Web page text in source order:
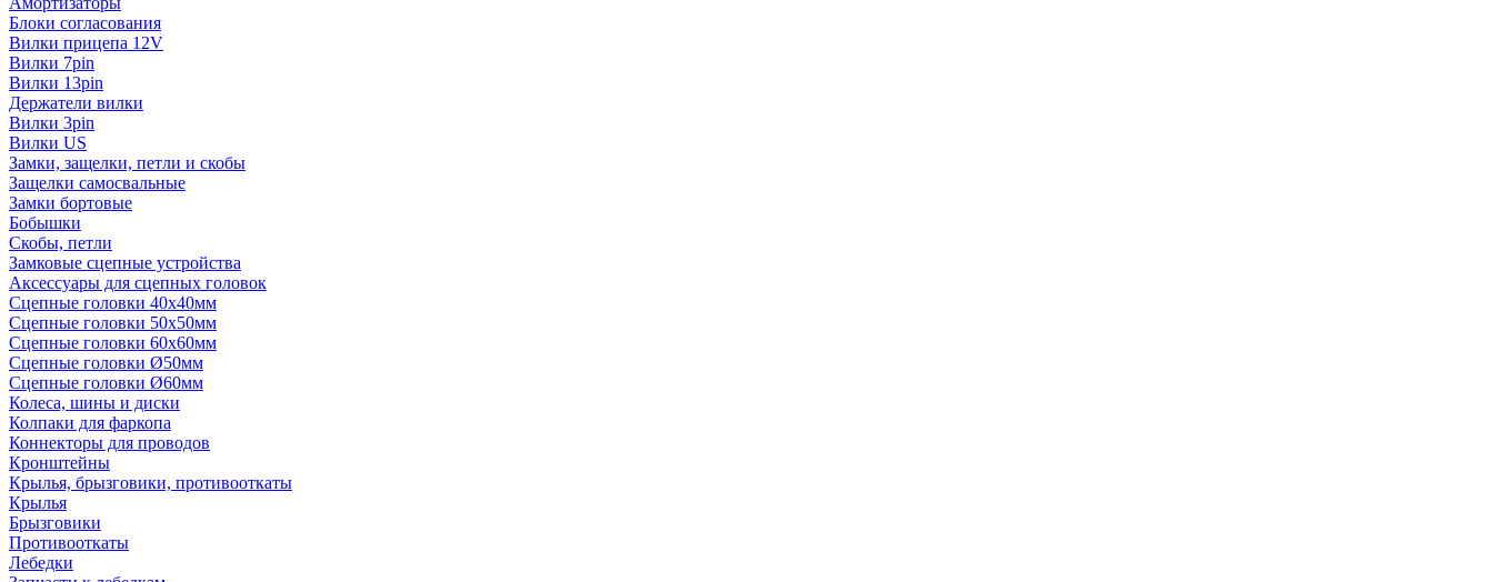
Блоки согласования
Вилки прицепа 12V
Вилки 7pin
Вилки 13pin
Держатели вилки
Вилки 3pin
Вилки US
Замки, защелки, петли и скобы
Защелки самосвальные
Замки бортовые
Бобышки
Скобы, петли
Замковые сцепные устройства
Аксессуары для сцепных головок
Сцепные головки 40x40мм
Сцепные головки 50x50мм
Сцепные головки 60x60мм
Сцепные головки Ø50мм
Сцепные головки Ø60мм
Колеса, шины и диски
Колпаки для фаркопа
Коннекторы для проводов
Кронштейны
Крылья, брызговики, противооткаты
Крылья
Брызговики
Противооткаты
Лебедки